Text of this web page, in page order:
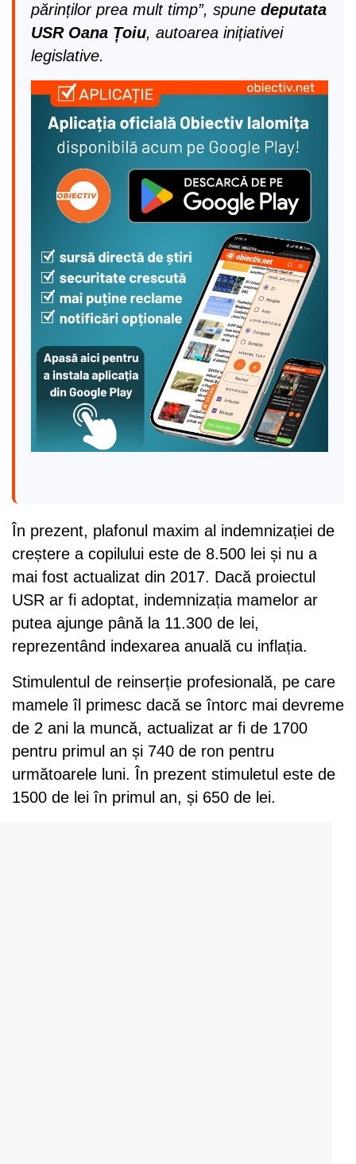
părinților prea mult timp”, spune deputata
USR Oana Țoiu, autoarea inițiativei
legislative.
În prezent, plafonul maxim al indemnizației de
creștere a copilului este de 8.500 lei și nu a
mai fost actualizat din 2017. Dacă proiectul
USR ar fi adoptat, indemnizația mamelor ar
putea ajunge până la 11.300 de lei,
reprezentând indexarea anuală cu inflația.
Stimulentul de reinserție profesională, pe care
mamele îl primesc dacă se întorc mai devreme
de 2 ani la muncă, actualizat ar fi de 1700
pentru primul an și 740 de ron pentru
următoarele luni. În prezent stimuletul este de
1500 de lei în primul an, și 650 de lei.